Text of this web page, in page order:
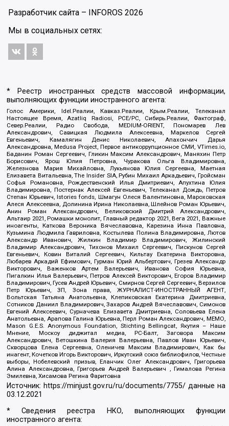
Разработчик сайта – INFOROS 2026
Мы в социальных сетях:
* Реестр иностранных средств массовой информации,
выполняющих функции иностранного агента:
Голос Америки, Idel.Реалии, Кавказ.Реалии, Крым.Реалии, Телеканал
Настоящее Время, Azatliq Radiosi, PCE/PC, Сибирь.Реалии, Фактограф,
Север.Реалии, Радио Свобода, MEDIUM-ORIENT, Пономарев Лев
Александрович, Савицкая Людмила Алексеевна, Маркелов Сергей
Евгеньевич, Камалягин Денис Николаевич, Апахончич Дарья
Александровна, Medusa Project, Первое антикоррупционное СМИ, VTimes.io,
Баданин Роман Сергеевич, Гликин Максим Александрович, Маняхин Петр
Борисович, Ярош Юлия Петровна, Чуракова Ольга Владимировна,
Железнова Мария Михайловна, Лукьянова Юлия Сергеевна, Маетная
Елизавета Витальевна, The Insider SIA, Рубин Михаил Аркадьевич, Гройсман
Софья Романовна, Рождественский Илья Дмитриевич, Апухтина Юлия
Владимировна, Постернак Алексей Евгеньевич, Телеканал Дождь, Петров
Степан Юрьевич, Istories fonds, Шмагун Олеся Валентиновна, Мароховская
Алеся Алексеевна, Долинина Ирина Николаевна, Шлейнов Роман Юрьевич,
Анин Роман Александрович, Великовский Дмитрий Александрович,
Альтаир 2021, Ромашки монолит, Главный редактор 2021, Вега 2021, Важные
иноагенты, Каткова Вероника Вячеславовна, Карезина Инна Павловна,
Кузьмина Людмила Гавриловна, Костылева Полина Владимировна, Лютов
Александр Иванович, Жилкин Владимир Владимирович, Жилинский
Владимир Александрович, Тихонов Михаил Сергеевич, Пискунов Сергей
Евгеньевич, Ковин Виталий Сергеевич, Кильтау Екатерина Викторовна,
Любарев Аркадий Ефимович, Гурман Юрий Альбертович, Грезев Александр
Викторович, Важенков Артем Валерьевич, Иванова София Юрьевна,
Пигалкин Илья Валерьевич, Петров Алексей Викторович, Егоров Владимир
Владимирович, Гусев Андрей Юрьевич, Смирнов Сергей Сергеевич, Верзилов
Петр Юрьевич, ЗП, Зона права, ЖУРНАЛИСТ-ИНОСТРАННЫЙ АГЕНТ,
Вольтская Татьяна Анатольевна, Клепиковская Екатерина Дмитриевна,
Сотников Даниил Владимирович, Захаров Андрей Вячеславович, Симонов
Евгений Алексеевич, Сурначева Елизавета Дмитриевна, Соловьева Елена
Анатольевна, Арапова Галина Юрьевна, Перл Роман Александрович, МЕМО,
Mason G.E.S. Anonymous Foundation, Stichting Bellingcat, Якутия – Наше
Мнение, Москоу диджитал медиа, РС-Балт, Заговора Максим
Александрович, Ветошкина Валерия Валерьевна, Павлов Иван Юрьевич,
Скворцова Елена Сергеевна, Оленичев Максим Владимирович, Как бы
инагент, Кочетков Игорь Викторович, Иркутский союз библиофилов, Честные
выборы, Нобелевский призыв, Еланчик Олег Александрович, Григорьева
Алина Александровна, Григорьев Андрей Валерьевич , Гималова Регина
Эмилевна, Хисамова Регина Фаритовна
Источник: https://minjust.gov.ru/ru/documents/7755/ данные на
03.12.2021
* Сведения реестра НКО, выполняющих функции
иностранного агента: